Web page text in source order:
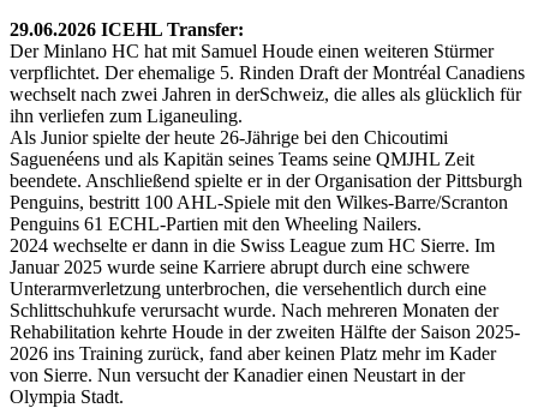
29.06.2026 ICEHL Transfer:
Der Minlano HC hat mit Samuel Houde einen weiteren Stürmer
verpflichtet. Der ehemalige 5. Rinden Draft der Montréal Canadiens
wechselt nach zwei Jahren in derSchweiz, die alles als glücklich für
ihn verliefen zum Liganeuling.
Als Junior spielte der heute 26-Jährige bei den Chicoutimi
Saguenéens und als Kapitän seines Teams seine QMJHL Zeit
beendete. Anschließend spielte er in der Organisation der Pittsburgh
Penguins, bestritt 100 AHL-Spiele mit den Wilkes-Barre/Scranton
Penguins 61 ECHL-Partien mit den Wheeling Nailers.
2024 wechselte er dann in die Swiss League zum HC Sierre. Im
Januar 2025 wurde seine Karriere abrupt durch eine schwere
Unterarmverletzung unterbrochen, die versehentlich durch eine
Schlittschuhkufe verursacht wurde. Nach mehreren Monaten der
Rehabilitation kehrte Houde in der zweiten Hälfte der Saison 2025-
2026 ins Training zurück, fand aber keinen Platz mehr im Kader
von Sierre. Nun versucht der Kanadier einen Neustart in der
Olympia Stadt.